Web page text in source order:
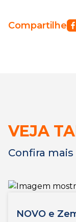
Compartilhe
VEJA
Confira
NOVO e